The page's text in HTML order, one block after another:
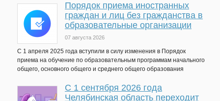
Порядок приема иностранных
граждан и лиц без гражданства в
образовательные организации
07 августа 2026
С 1 апреля 2025 года вступили в силу изменения в Порядок
приема на обучение по образовательным программам начального
общего, основного общего и среднего общего образования
С 1 сентября 2026 года
Челябинская область переходит